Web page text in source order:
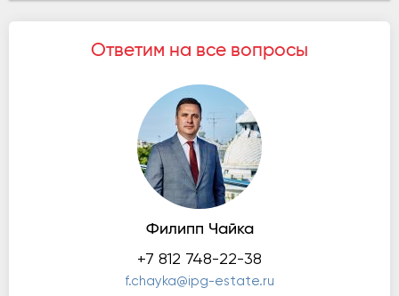
Ответим на все вопросы
Филипп Чайка
+7 812 748-22-38
f.chayka@ipg-estate.ru